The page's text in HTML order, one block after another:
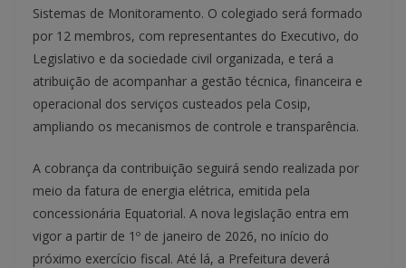
Sistemas de Monitoramento. O colegiado será formado
por 12 membros, com representantes do Executivo, do
Legislativo e da sociedade civil organizada, e terá a
atribuição de acompanhar a gestão técnica, financeira e
operacional dos serviços custeados pela Cosip,
ampliando os mecanismos de controle e transparência.
A cobrança da contribuição seguirá sendo realizada por
meio da fatura de energia elétrica, emitida pela
concessionária Equatorial. A nova legislação entra em
vigor a partir de 1º de janeiro de 2026, no início do
próximo exercício fiscal. Até lá, a Prefeitura deverá